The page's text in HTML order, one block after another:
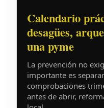
Calendario
desagües,
una pyme
La prevención no
importante es
comprobaciones
antes de abrir,